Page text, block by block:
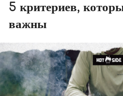
5 критериев,
важны